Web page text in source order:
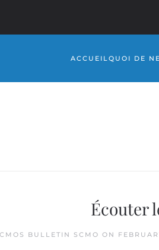
ACCUEIL QUOI DE
Écouter
CMOS BULLETIN SCMO ON